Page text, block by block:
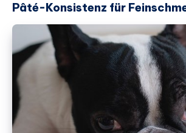
Pâté-Konsistenz für